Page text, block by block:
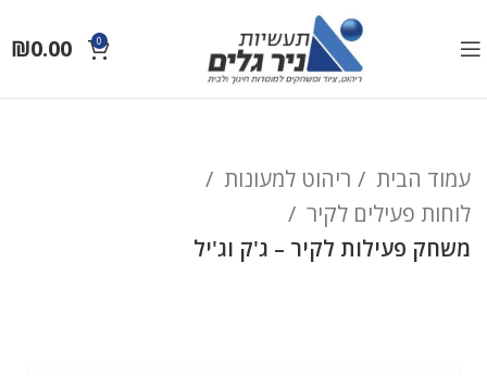
0
₪0.00
עמוד הבית
ריהוט למעונות
לוחות פעילים לקיר
משחק פעילות לקיר – ג'ק וג'יל